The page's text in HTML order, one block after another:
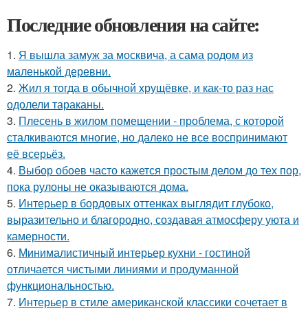
Последние обновления на сайте:
1. Я вышла замуж за москвича, а сама родом из
маленькой деревни.
2. Жил я тогда в обычной хрущёвке, и как-то раз нас
одолели тараканы.
3. Плесень в жилом помещении - проблема, с которой
сталкиваются многие, но далеко не все воспринимают
её всерьёз.
4. Выбор обоев часто кажется простым делом до тех пор,
пока рулоны не оказываются дома.
5. Интерьер в бордовых оттенках выглядит глубоко,
выразительно и благородно, создавая атмосферу уюта и
камерности.
6. Минималистичный интерьер кухни - гостиной
отличается чистыми линиями и продуманной
функциональностью.
7. Интерьер в стиле американской классики сочетает в